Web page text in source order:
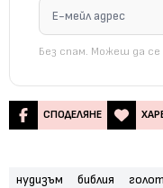
Без спам. Можеш да
СПОДЕЛЯНЕ
нудизъм библия